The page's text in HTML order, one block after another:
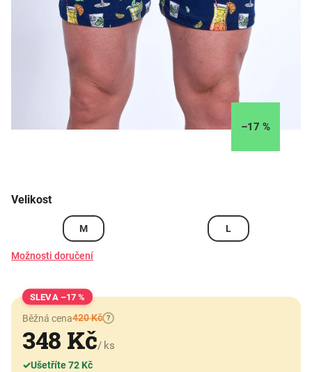
–17 %
Velikost
M L
Možnosti doručení
–17 %
Běžná cena420 Kč ?
348 Kč/ ks
✓Ušetříte 72 Kč